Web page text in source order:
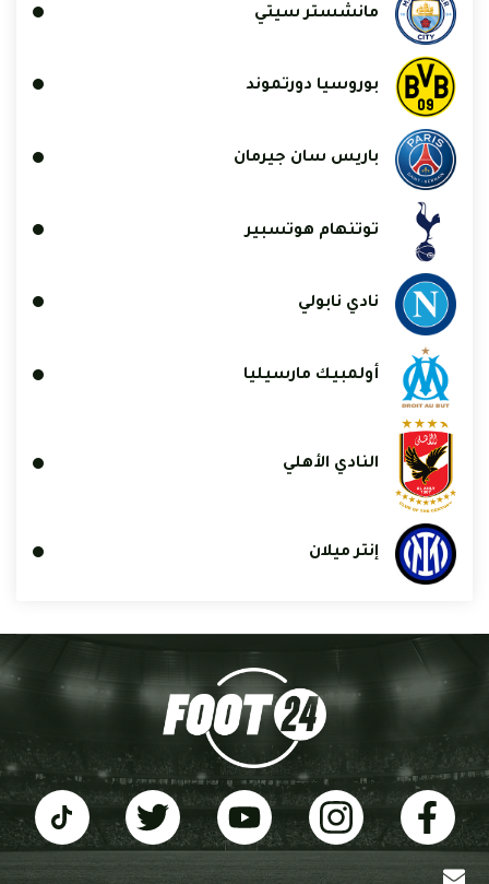
مانشستر سيتي
بوروسيا دورتموند
باريس سان جيرمان
توتنهام هوتسبير
نادي نابولي
أولمبيك مارسيليا
النادي الأهلي
إنتر ميلان